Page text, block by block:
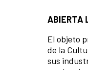
ABIERTA
El objeto
de la
sus